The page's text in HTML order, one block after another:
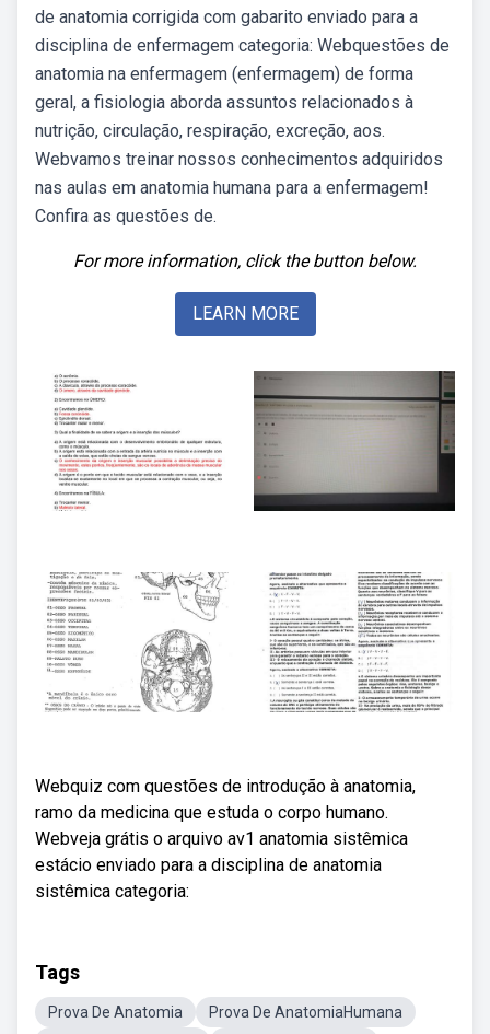
de anatomia corrigida com gabarito enviado para a
disciplina de enfermagem categoria: Webquestões de
anatomia na enfermagem (enfermagem) de forma
geral, a fisiologia aborda assuntos relacionados à
nutrição, circulação, respiração, excreção, aos.
Webvamos treinar nossos conhecimentos adquiridos
nas aulas em anatomia humana para a enfermagem!
Confira as questões de.
For more information, click the button below.
LEARN MORE
Webquiz com questões de introdução à anatomia,
ramo da medicina que estuda o corpo humano.
Webveja grátis o arquivo av1 anatomia sistêmica
estácio enviado para a disciplina de anatomia
sistêmica categoria:
Tags
Prova De Anatomia Prova De AnatomiaHumana